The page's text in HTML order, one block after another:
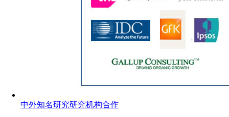
中外知名研究研究机构合作